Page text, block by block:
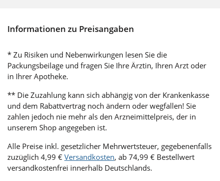
Informationen zu Preisangaben
* Zu Risiken und Nebenwirkungen lesen Sie die
Packungsbeilage und fragen Sie Ihre Ärztin, Ihren Arzt oder
in Ihrer Apotheke.
** Die Zuzahlung kann sich abhängig von der Krankenkasse
und dem Rabattvertrag noch ändern oder wegfallen! Sie
zahlen jedoch nie mehr als den Arzneimittelpreis, der in
unserem Shop angegeben ist.
Alle Preise inkl. gesetzlicher Mehrwertsteuer, gegebenenfalls
zuzüglich 4,99 € Versandkosten, ab 74,99 € Bestellwert
versandkostenfrei innerhalb Deutschlands.